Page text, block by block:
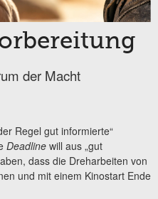
der Macht
Regel gut informierte“
Deadline will aus „gut
dass die Dreharbeiten von
und mit einem Kinostart Ende